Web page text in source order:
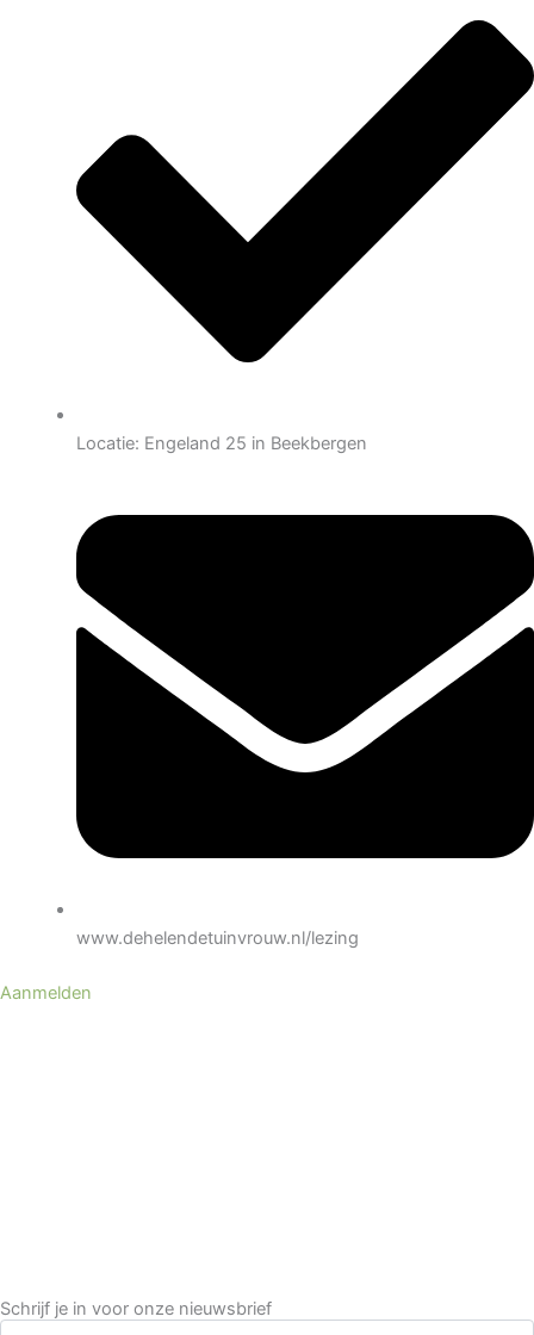
Locatie: Engeland 25 in Beekbergen
www.dehelendetuinvrouw.nl/lezing
Aanmelden
Schrijf je in voor onze nieuwsbrief